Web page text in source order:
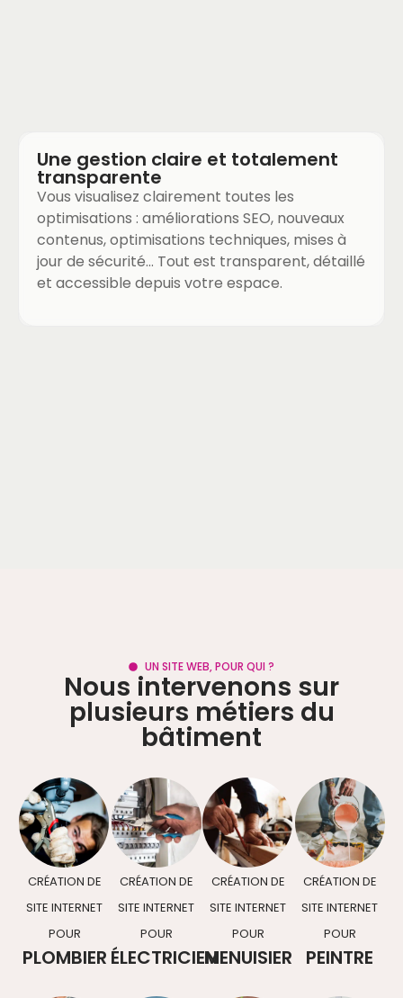
Une gestion claire et totalement
transparente
Vous visualisez clairement toutes les
optimisations : améliorations SEO, nouveaux
contenus, optimisations techniques, mises à
jour de sécurité… Tout est transparent, détaillé
et accessible depuis votre espace.
UN SITE WEB, POUR QUI ?
Nous intervenons sur
plusieurs métiers du
bâtiment
CRÉATION DE
SITE INTERNET
POUR
PLOMBIER
CRÉATION DE
SITE INTERNET
POUR
ÉLECTRICIEN
CRÉATION DE
SITE INTERNET
POUR
MENUISIER
CRÉATION DE
SITE INTERNET
POUR
PEINTRE